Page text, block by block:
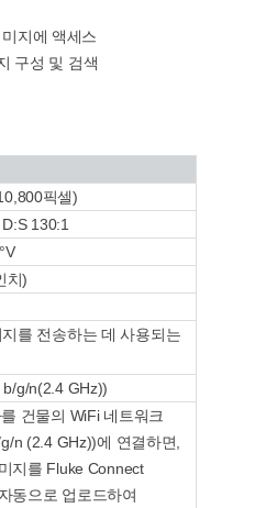
지에 액세스
구성 및 검색
픽셀)
130:1
치)
를 전송하는 데 사용되는
g/n(2.4 GHz))
건물의 WiFi 네트워크
n (2.4 GHz))에 연결하면,
지를 Fluke Connect
동으로 업로드하여